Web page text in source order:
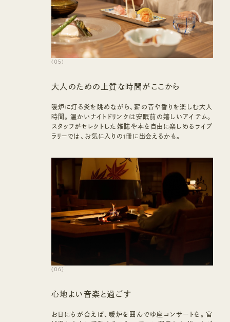
(05)
大人のための上質な時間がここから
暖炉に灯る炎を眺めながら、薪の音や香りを楽しむ大人
時間。温かいナイトドリンクは安眠前の嬉しいアイテム。
スタッフがセレクトした雑誌や本を自由に楽しめるライブ
ラリーでは、お気に入りの1冊に出会えるかも。
(06)
心地よい音楽と過ごす
お日にちが合えば、暖炉を囲んでゆ座コンサートを。宮